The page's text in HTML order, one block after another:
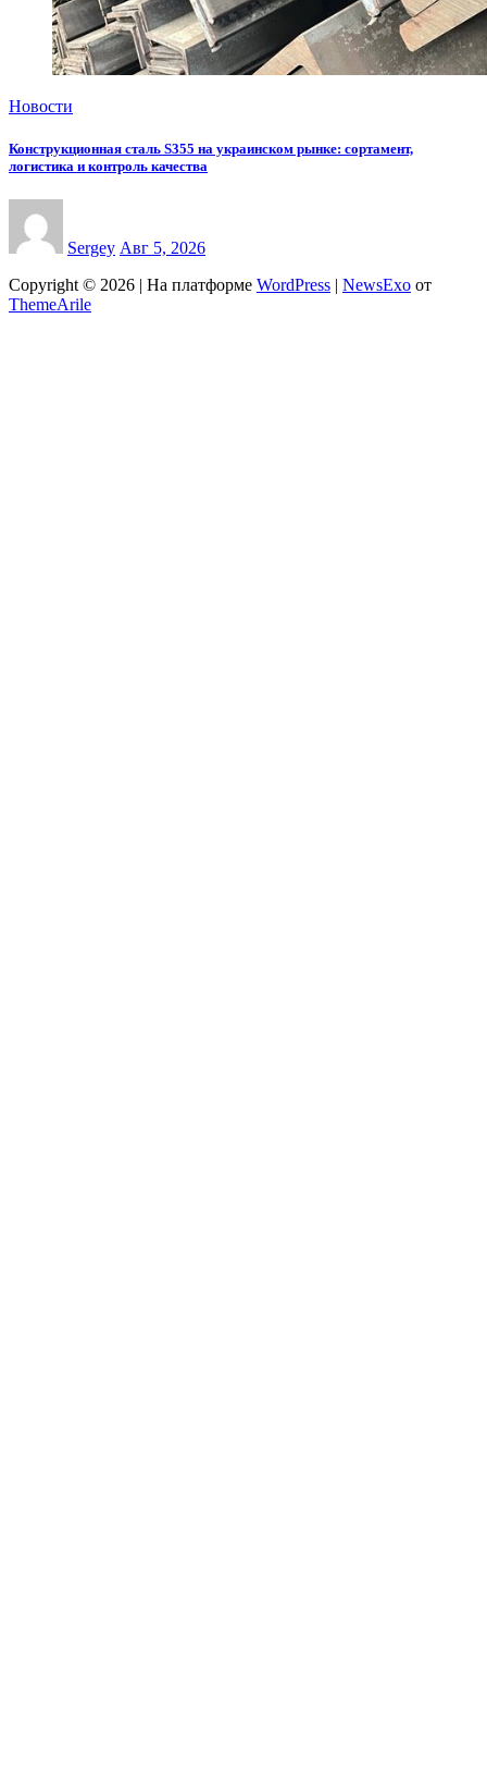
Новости
Конструкционная сталь S355 на украинском рынке: сортамент,
логистика и контроль качества
Sergey Авг 5, 2026
Copyright © 2026 | На платформе WordPress NewsExo от
ThemeArile